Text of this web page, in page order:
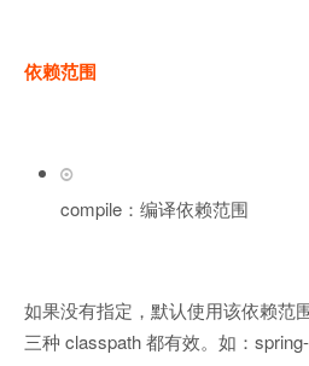
依赖范围
compile：编译依赖范围
如果没有指定，默认使用该依赖范
三种 classpath 都有效。如：spring-